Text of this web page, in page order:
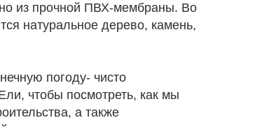
из прочной ПВХ-мембраны. Во
натуральное дерево, камень,
погоду- чисто
чтобы посмотреть, как мы
а также